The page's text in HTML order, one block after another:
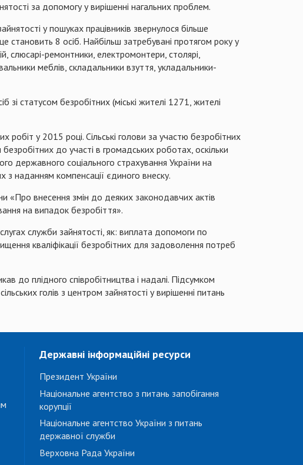
за допомогу у вирішенні нагальних проблем.
у пошуках працівників звернулося більше
становить 8 осіб. Найбільш затребувані протягом року у
слюсарі-ремонтники, електромонтери, столярі,
меблів, складальники взуття, укладальники-
статусом безробітних (міські жителі 1271, жителі
у 2015 році. Сільські голови за участю безробітних
до участі в громадських роботах, оскільки
державного соціального страхування України на
з наданням компенсації єдиного внеску.
«Про внесення змін до деяких законодавчих актів
на випадок безробіття».
служби зайнятості, як: виплата допомоги по
кваліфікації безробітних для задоволення потреб
до плідного співробітництва і надалі. Підсумком
голів з центром зайнятості у вирішенні питань
Державні інформаційні ресурси
Президент України
Національне агентство з питань запобігання
корупції
Національне агентство України з питань
державної служби
Верховна Рада України